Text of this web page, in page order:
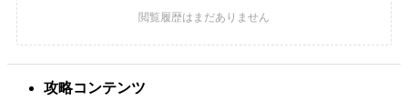
攻略コンテンツ